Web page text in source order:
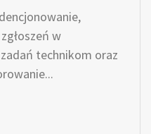
w
technikom oraz